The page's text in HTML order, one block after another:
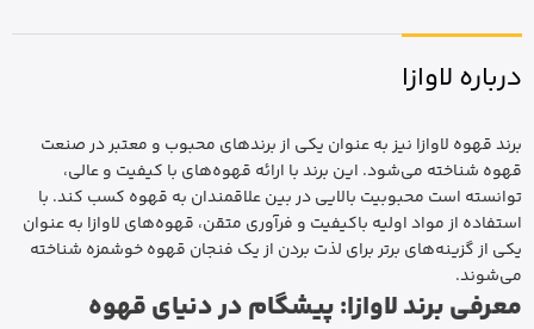
درباره لاوازا
برند قهوه لاوازا نیز به عنوان یکی از برندهای محبوب و معتبر در صنعت
قهوه شناخته می‌شود. این برند با ارائه قهوه‌های با کیفیت و عالی،
توانسته است محبوبیت بالایی در بین علاقمندان به قهوه کسب کند. با
استفاده از مواد اولیه باکیفیت و فرآوری متقن، قهوه‌های لاوازا به عنوان
یکی از گزینه‌های برتر برای لذت بردن از یک فنجان قهوه خوشمزه شناخته
می‌شوند.
معرفی برند لاوازا: پیشگام در دنیای قهوه